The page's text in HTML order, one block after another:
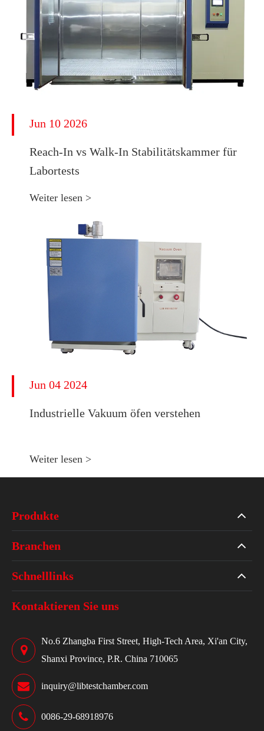
Jun 10 2026
Reach-In vs Walk-In Stabilitätskammer für
Labortests
Weiter lesen >
Jun 04 2024
Industrielle Vakuum öfen verstehen
Weiter lesen >
Produkte
Branchen
Schnelllinks
Kontaktieren Sie uns
No.6 Zhangba First Street, High-Tech Area, Xi'an City,
Shanxi Province, P.R. China 710065
inquiry@libtestchamber.com
0086-29-68918976